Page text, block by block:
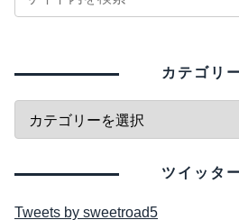
カテゴリ
ツイッタ
Tweets by sweetroad5